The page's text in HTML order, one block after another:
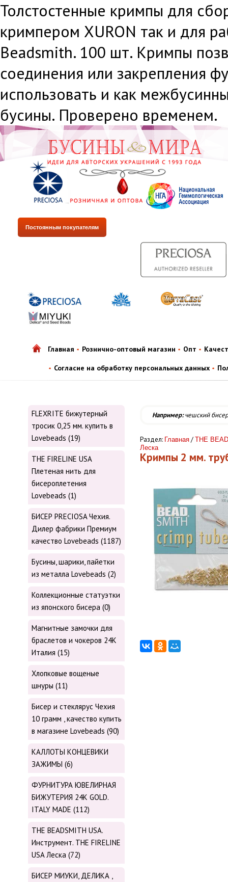
Толстостенные кримпы для
кримпером XURON так и для
Beadsmith. 100 шт. Кримпы
соединения или закрепления
использовать и как
бусины. Проверено временем.
Постоянным покупателям
Главная Рознично-оптовый магазин Опт
Согласие на обработку персональных данных
FLEXRITE бижутерный
тросик 0,25 мм. купить в
Lovebeads (19)
THE FIRELINE USA
Плетеная нить для
бисероплетения
Lovebeads (1)
БИСЕР PRECIOSA Чехия.
Дилер фабрики Премиум
качество Lovebeads (1187)
Бусины, шарики, пайетки
из металла Lovebeads (2)
Коллекционные статуэтки
из японского бисера (0)
Магнитные замочки для
браслетов и чокеров 24К
Италия (15)
Хлопковые вощеные
шнуры (11)
Бисер и стеклярус Чехия
10 грамм , качество купить
в магазине Lovebeads (90)
КАЛЛОТЫ КОНЦЕВИКИ
ЗАЖИМЫ (6)
ФУРНИТУРА ЮВЕЛИРНАЯ
БИЖУТЕРИЯ 24К GOLD.
ITALY MADE (112)
THE BEADSMITH USA.
Инструмент. THE FIRELINE
USA Леска (72)
БИСЕР МИУКИ, ДЕЛИКА ,
Например:чешский бисер
Раздел: Главная / THE
Леска
Кримпы 2 мм.